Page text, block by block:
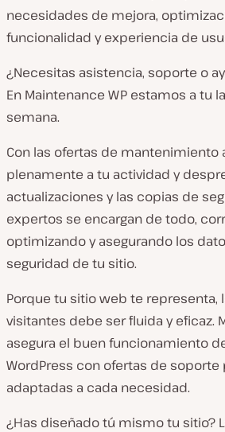
necesidades de mejora,
funcionalidad y experiencia de
¿Necesitas asistencia, soporte o
En Maintenance WP estamos a tu
semana.
Con las ofertas de mantenimiento
plenamente a tu actividad y
actualizaciones y las copias de
expertos se encargan de todo,
optimizando y asegurando los
seguridad de tu sitio.
Porque tu sitio web te representa,
visitantes debe ser fluida y eficaz.
asegura el buen funcionamiento
WordPress con ofertas de soporte
adaptadas a cada necesidad.
¿Has diseñado tú mismo tu sitio?